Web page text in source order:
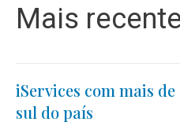
Mais
iServices com mais
sul do país